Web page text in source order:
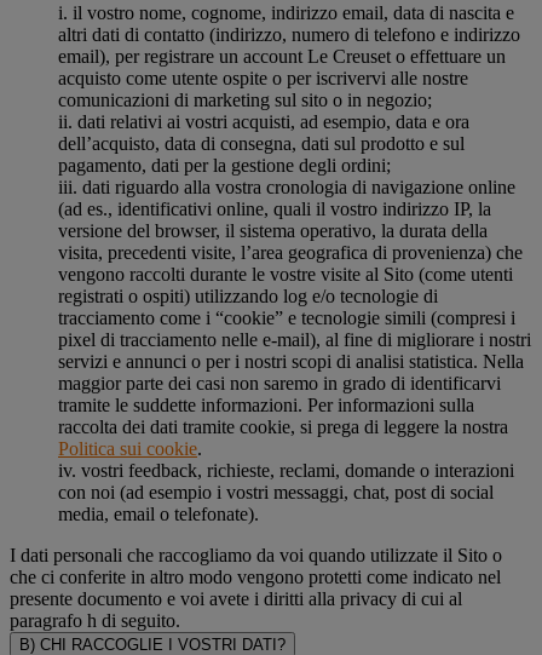
i. il vostro nome, cognome, indirizzo email, data di nascita e
altri dati di contatto (indirizzo, numero di telefono e indirizzo
email), per registrare un account Le Creuset o effettuare un
acquisto come utente ospite o per iscrivervi alle nostre
comunicazioni di marketing sul sito o in negozio;
ii. dati relativi ai vostri acquisti, ad esempio, data e ora
dell’acquisto, data di consegna, dati sul prodotto e sul
pagamento, dati per la gestione degli ordini;
iii. dati riguardo alla vostra cronologia di navigazione online
(ad es., identificativi online, quali il vostro indirizzo IP, la
versione del browser, il sistema operativo, la durata della
visita, precedenti visite, l’area geografica di provenienza) che
vengono raccolti durante le vostre visite al Sito (come utenti
registrati o ospiti) utilizzando log e/o tecnologie di
tracciamento come i “cookie” e tecnologie simili (compresi i
pixel di tracciamento nelle e-mail), al fine di migliorare i nostri
servizi e annunci o per i nostri scopi di analisi statistica. Nella
maggior parte dei casi non saremo in grado di identificarvi
tramite le suddette informazioni. Per informazioni sulla
raccolta dei dati tramite cookie, si prega di leggere la nostra
Politica sui cookie.
iv. vostri feedback, richieste, reclami, domande o interazioni
con noi (ad esempio i vostri messaggi, chat, post di social
media, email o telefonate).
I dati personali che raccogliamo da voi quando utilizzate il Sito o
che ci conferite in altro modo vengono protetti come indicato nel
presente documento e voi avete i diritti alla privacy di cui al
paragrafo h di seguito.
B) CHI RACCOGLIE I VOSTRI DATI?